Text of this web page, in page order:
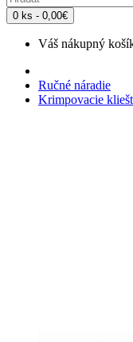
0 ks - 0,00€
Váš nákupný
Ručné náradie
Krimpovacie